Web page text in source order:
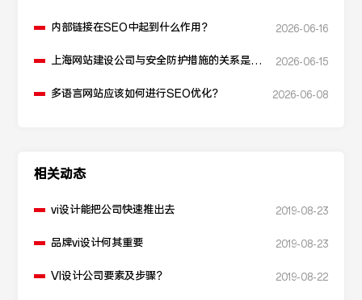
内部链接在SEO中起到什么作用？ 2026-06-16
上海网站建设公司与安全防护措施的关系是什
2026-06-15
多语言网站应该如何进行SEO优化？ 2026-06-08
相关动态
vi设计能把公司快速推出去 2019-08-23
品牌vi设计何其重要 2019-08-23
VI设计公司要素及步骤？ 2019-08-22